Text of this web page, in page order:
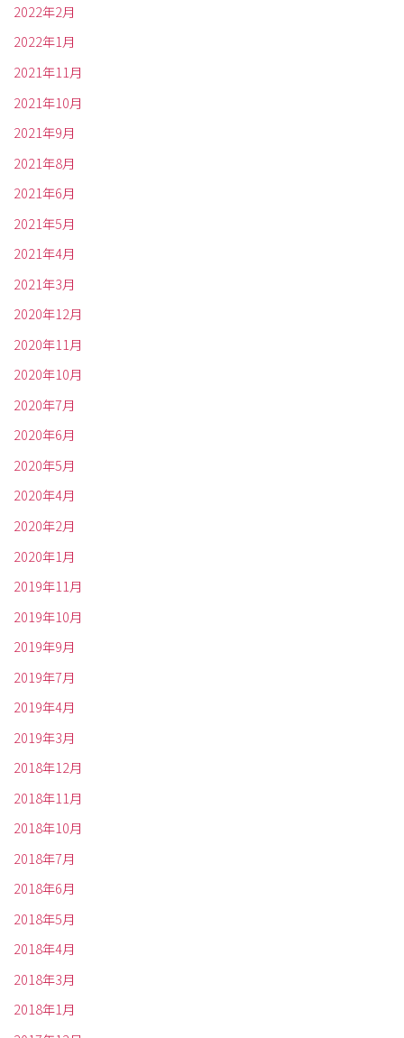
2022年2月
2022年1月
2021年11月
2021年10月
2021年9月
2021年8月
2021年6月
2021年5月
2021年4月
2021年3月
2020年12月
2020年11月
2020年10月
2020年7月
2020年6月
2020年5月
2020年4月
2020年2月
2020年1月
2019年11月
2019年10月
2019年9月
2019年7月
2019年4月
2019年3月
2018年12月
2018年11月
2018年10月
2018年7月
2018年6月
2018年5月
2018年4月
2018年3月
2018年1月